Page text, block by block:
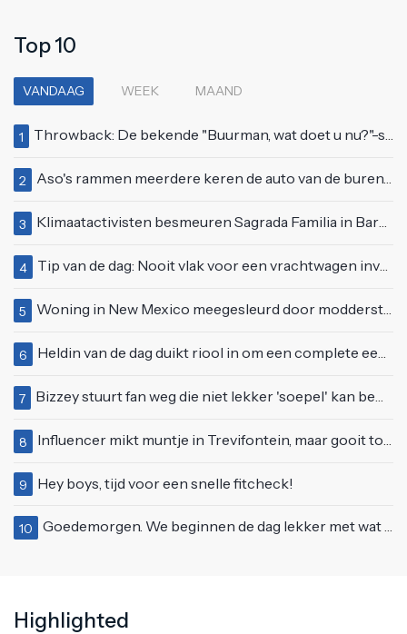
Top 10
VANDAAG WEEK MAAND
1 Throwback: De bekende "Buurman, wat doet u nu?"-scène uit Flodder met Tatjana Šimić
2 Aso's rammen meerdere keren de auto van de buren, maar doen alsof er niets gebeurd is
3 Klimaatactivisten besmeuren Sagrada Familia in Barcelona met lading verf
4 Tip van de dag: Nooit vlak voor een vrachtwagen invoegen
5 Woning in New Mexico meegesleurd door modderstroom
6 Heldin van de dag duikt riool in om een complete eendenfamilie te redden
7 Bizzey stuurt fan weg die niet lekker 'soepel' kan bewegen op podium
8 Influencer mikt muntje in Trevifontein, maar gooit toerist bijna knock-out
9 Hey boys, tijd voor een snelle fitcheck!
10 Goedemorgen. We beginnen de dag lekker met wat rek- en strekoefeningen
Highlighted